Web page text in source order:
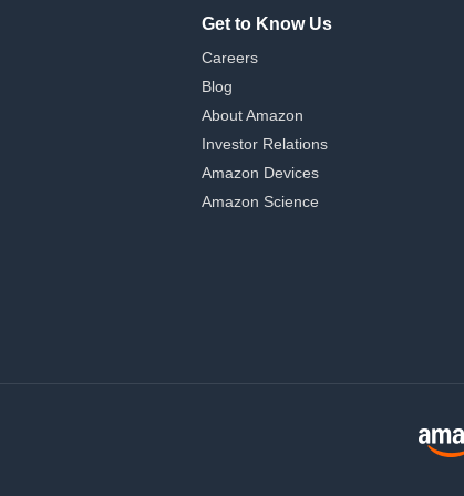
Get to Know Us
Careers
Blog
About Amazon
Investor Relations
Amazon Devices
Amazon Science